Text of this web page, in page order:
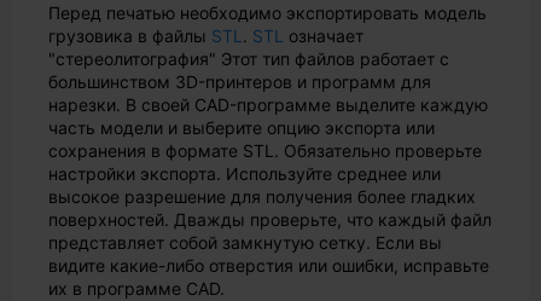
Перед печатью необходимо экспортировать модель
грузовика в файлы STL . STL означает
"стереолитография" Этот тип файлов работает с
большинством 3D-принтеров и программ для
нарезки. В своей CAD-программе выделите каждую
часть модели и выберите опцию экспорта или
сохранения в формате STL. Обязательно проверьте
настройки экспорта. Используйте среднее или
высокое разрешение для получения более гладких
поверхностей. Дважды проверьте, что каждый файл
представляет собой замкнутую сетку. Если вы
видите какие-либо отверстия или ошибки, исправьте
их в программе CAD.